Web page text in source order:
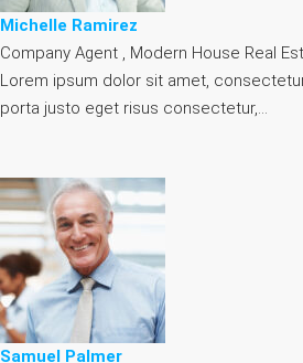
Michelle Ramirez
Company Agent , Modern House Real
Lorem ipsum dolor sit amet,
porta justo eget risus consectetur,…
Samuel Palmer